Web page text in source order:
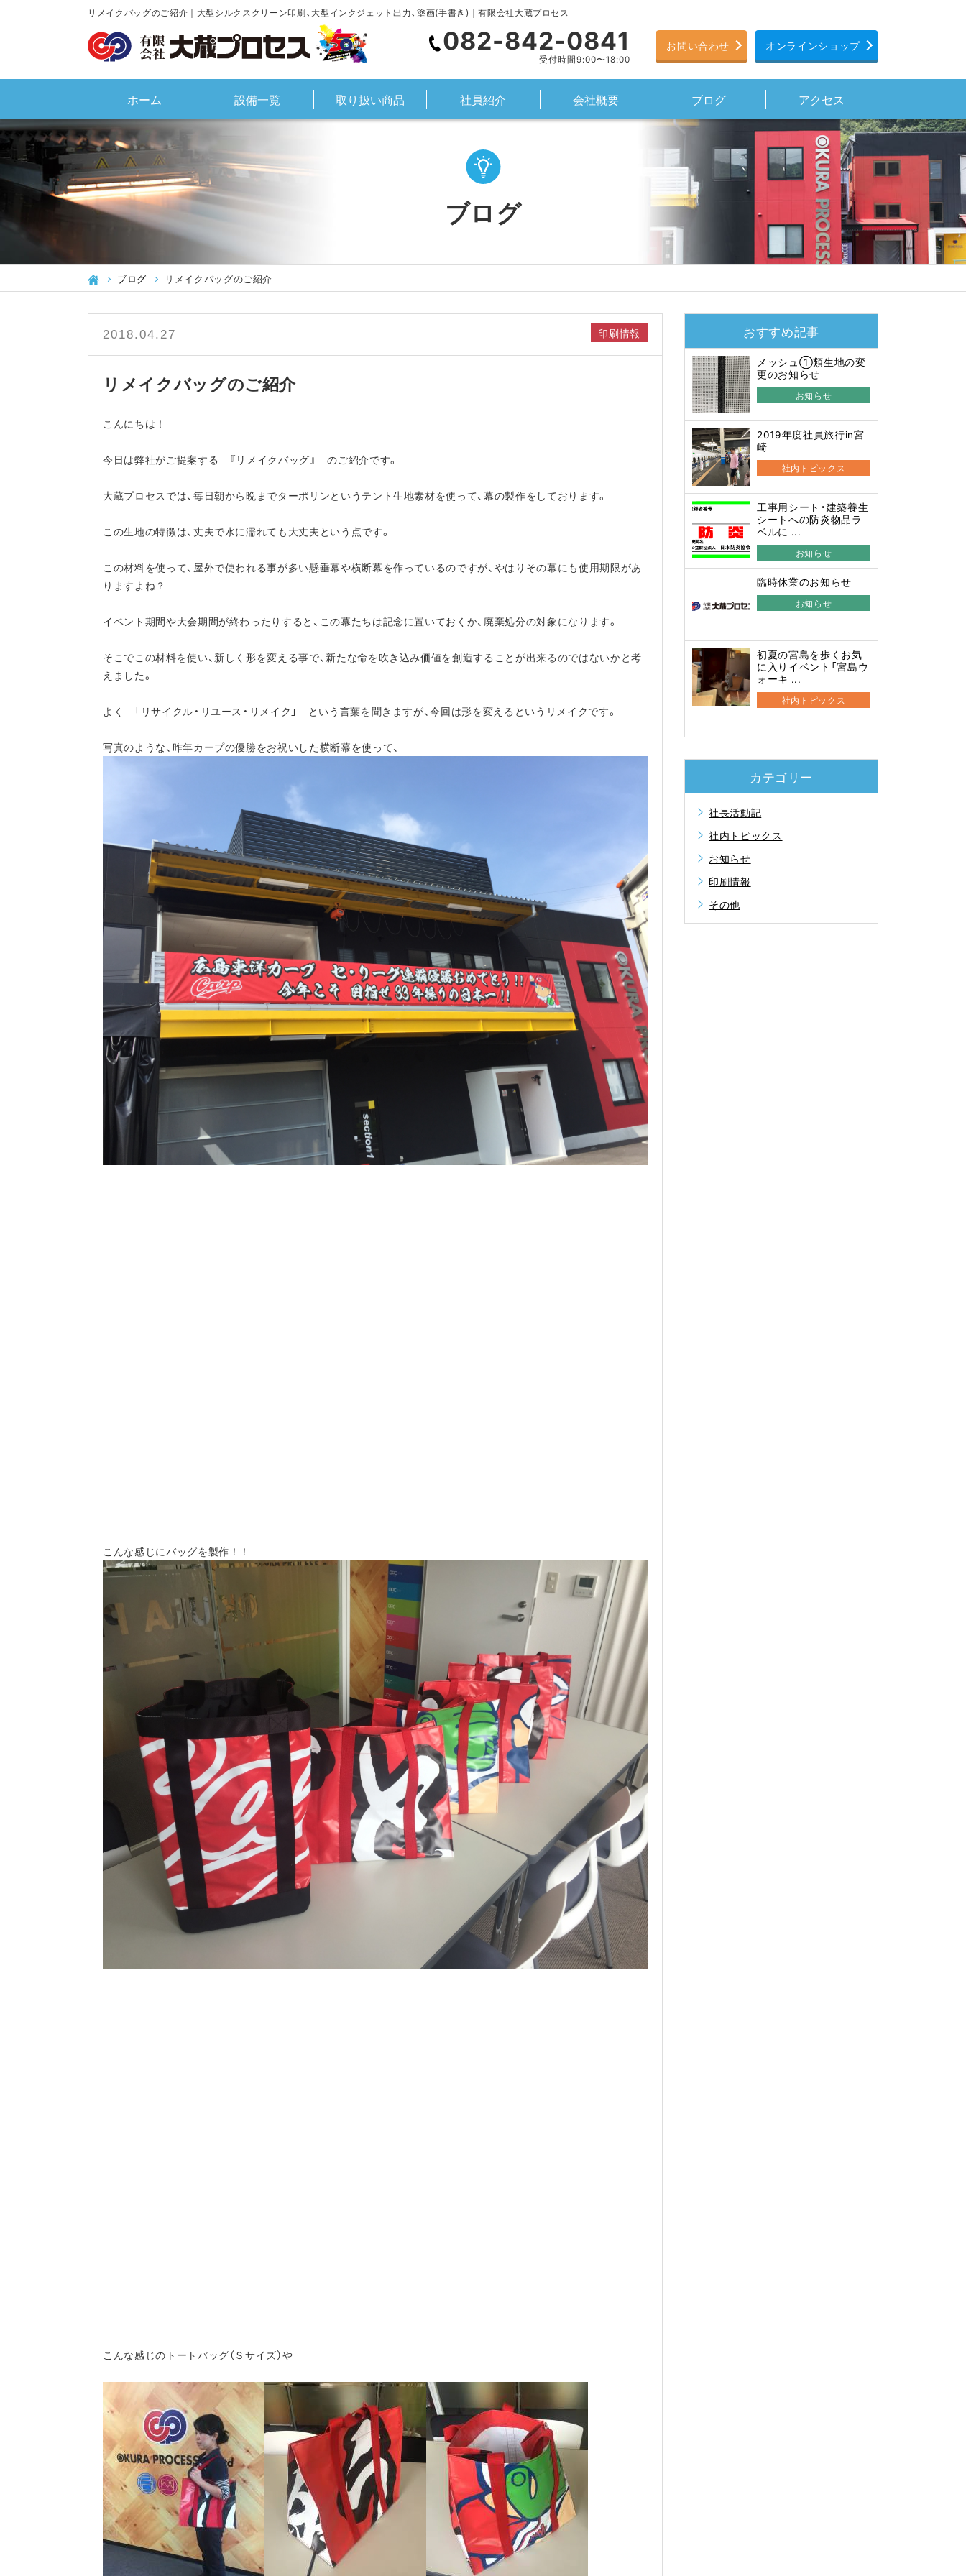
リメイクバッグのご紹介｜大型シルクスクリーン印刷、大型インクジェット出力、塗画(手書き)｜有限会社大蔵プロセス
082-842-0841
受付時間9:00〜18:00
オンラインショップ
お問い合わせ
ホーム 設備一覧 取り扱い商品 社員紹介 会社概要 ブログ アクセス
ブログ
ブログ リメイクバッグのご紹介
2018.04.27 印刷情報
リメイクバッグのご紹介
こんにちは！
今日は弊社がご提案する 『リメイクバッグ』 のご紹介です。
大蔵プロセスでは、毎日朝から晩までターポリンというテント生地素材を使って、幕の製作をしております。
この生地の特徴は、丈夫で水に濡れても大丈夫という点です。
この材料を使って、屋外で使われる事が多い懸垂幕や横断幕を作っているのですが、やはりその幕にも使用期限があ
りますよね？
イベント期間や大会期間が終わったりすると、この幕たちは記念に置いておくか、廃棄処分の対象になります。
そこでこの材料を使い、新しく形を変える事で、新たな命を吹き込み価値を創造することが出来るのではないかと考
えました。
よく 「リサイクル・リユース・リメイク」 という言葉を聞きますが、今回は形を変えるというリメイクです。
写真のような、昨年カープの優勝をお祝いした横断幕を使って、
こんな感じにバッグを製作！！
こんな感じのトートバッグ（Ｓサイズ）や
おすすめ記事
メッシュ①類生地の変
更のお知らせ
お知らせ
2019年度社員旅行in宮
崎
社内トピックス
工事用シート・建築養生
シートへの防炎物品ラ
ベルに ...
お知らせ
臨時休業のお知らせ
お知らせ
初夏の宮島を歩くお気
に入りイベント「宮島ウ
ォーキ ...
社内トピックス
カテゴリー
社長活動記
社内トピックス
お知らせ
印刷情報
その他